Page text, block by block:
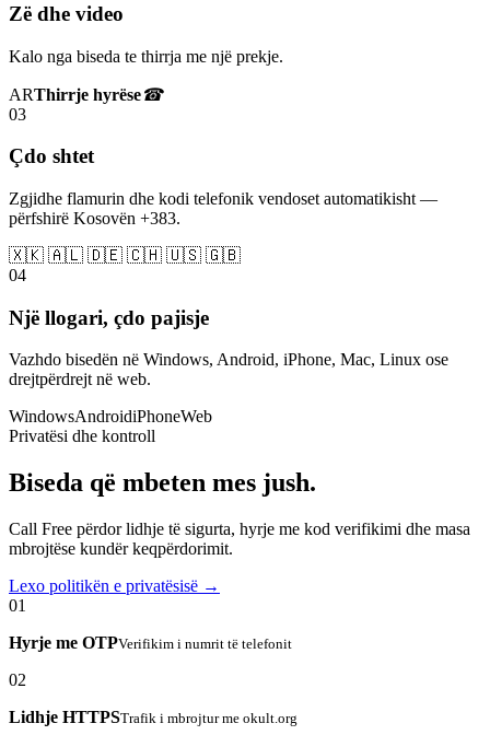
Zë dhe video
Kalo nga biseda te thirrja me një prekje.
ARThirrje hyrëse☎
03
Çdo shtet
Zgjidhe flamurin dhe kodi telefonik vendoset automatikisht —
përfshirë Kosovën +383.
🇽🇰 🇦🇱 🇩🇪 🇨🇭 🇺🇸 🇬🇧
04
Një llogari, çdo pajisje
Vazhdo bisedën në Windows, Android, iPhone, Mac, Linux ose
drejtpërdrejt në web.
WindowsAndroidiPhoneWeb
Privatësi dhe kontroll
Biseda që mbeten mes jush.
Call Free përdor lidhje të sigurta, hyrje me kod verifikimi dhe masa
mbrojtëse kundër keqpërdorimit.
Lexo politikën e privatësisë →
01
Hyrje me OTPVerifikim i numrit të telefonit
02
Lidhje HTTPSTrafik i mbrojtur me okult.org